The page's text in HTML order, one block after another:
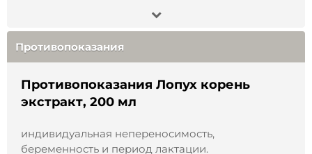
Противопоказания
Противопоказания Лопух корень
экстракт, 200 мл
индивидуальная непереносимость,
беременность и период лактации.